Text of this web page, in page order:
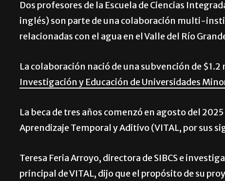
Dos profesores de la Escuela de Ciencias
inglés) son parte de una colaboración multi-
relacionadas con el agua en el Valle del Río
La colaboración nació de una subvención de
Investigación y Educación de Universidades
La beca de tres años comenzó en agosto del
Aprendizaje Temporal y Aditivo (VITAL, por sus
Teresa Feria Arroyo, directora de SIBCS e
principal de VITAL, dijo que el propósito de su